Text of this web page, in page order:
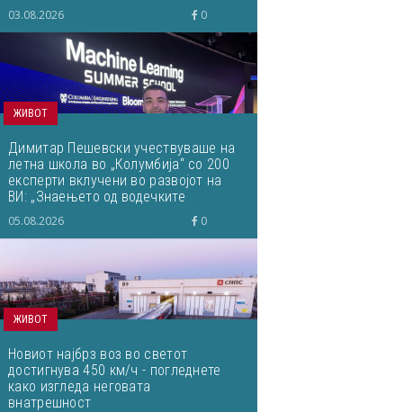
03.08.2026 0
ЖИВОТ
Димитар Пешевски учествуваше на
летна школа во „Колумбија“ со 200
експерти вклучени во развојот на
ВИ: „Знаењето од водечките
светски ВИ-истражувачи ќе им го
пренесам на студентите“
05.08.2026 0
ЖИВОТ
Новиот најбрз воз во светот
достигнува 450 км/ч - погледнете
како изгледа неговата
внатрешност